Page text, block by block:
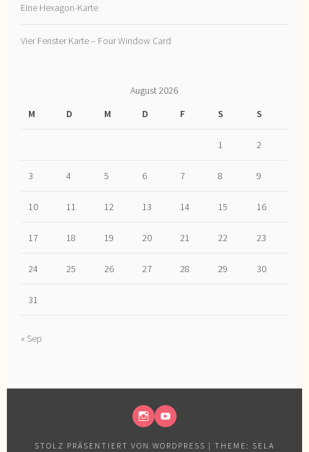
Eine Hexagon-Karte
Vier Fenster Karte – Four Window Card
August 2026
M
D M D F S S
1 2
3 4 5 6 7 8 9
10 11 12 13 14 15 16
17 18 19 20 21 22 23
24 25 26 27 28 29 30
31
« Sep
STOLZ PRÄSENTIERT VON WORDPRESS | THEME: SELA